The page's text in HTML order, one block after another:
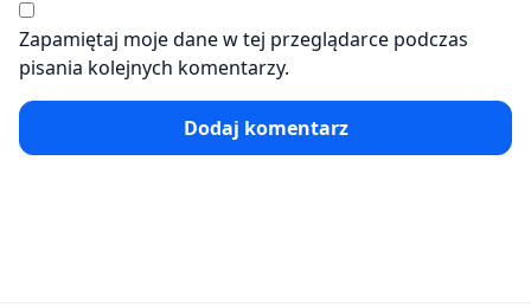
Zapamiętaj moje dane w tej przeglądarce podczas
pisania kolejnych komentarzy.
Dodaj komentarz